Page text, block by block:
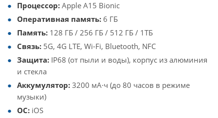
Процессор: Apple A15 Bionic
Оперативная память: 6 ГБ
Память: 128 ГБ / 256 ГБ / 512 ГБ / 1ТБ
Связь: 5G, 4G LTE, Wi-Fi, Bluetooth, NFC
Защита: IP68 (от пыли и воды), корпус из алюминия
и стекла
Аккумулятор: 3200 мА·ч (до 80 часов в режиме
музыки)
ОС: iOS